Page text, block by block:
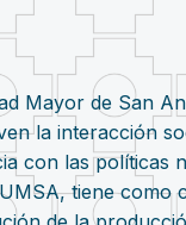
Mayor de San
la interacción
con las políticas
tiene como